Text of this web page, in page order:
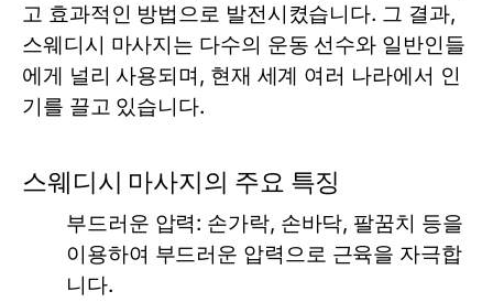
고 효과적인 방법으로 발전시켰습니다. 그 결과,
스웨디시 마사지는 다수의 운동 선수와 일반인들
에게 널리 사용되며, 현재 세계 여러 나라에서 인
기를 끌고 있습니다.
스웨디시 마사지의 주요 특징
부드러운 압력: 손가락, 손바닥, 팔꿈치 등을
이용하여 부드러운 압력으로 근육을 자극합
니다.